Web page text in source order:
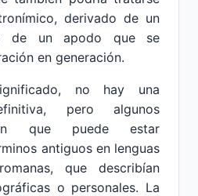
derivado de un
de un apodo que se
en generación.
no hay una
pero algunos
que puede estar
antiguos en lenguas
que describían
o personales. La